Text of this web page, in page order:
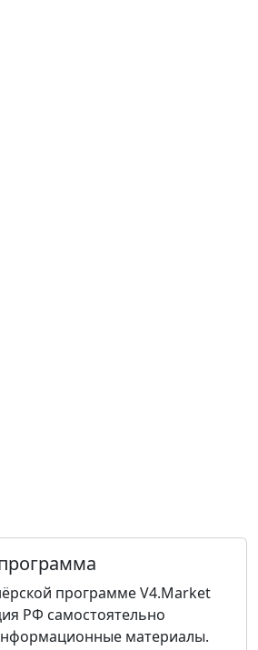
программе V4.Market
РФ самостоятельно
материалы.